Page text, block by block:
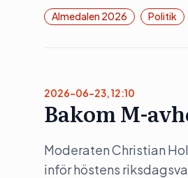
Almedalen 2026 Politik
2026-06-23, 12:10
Bakom M-
Moderaten Christian
inför höstens